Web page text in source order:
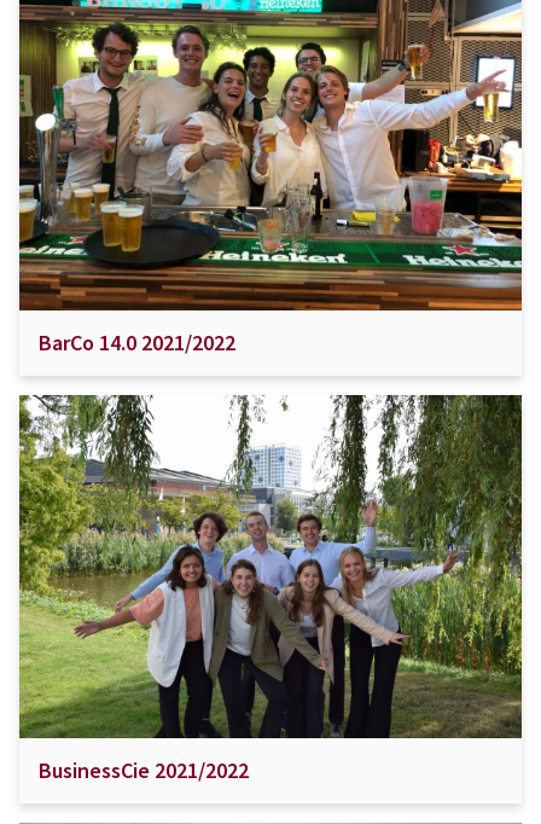
BarCo 14.0 2021/2022
BusinessCie 2021/2022